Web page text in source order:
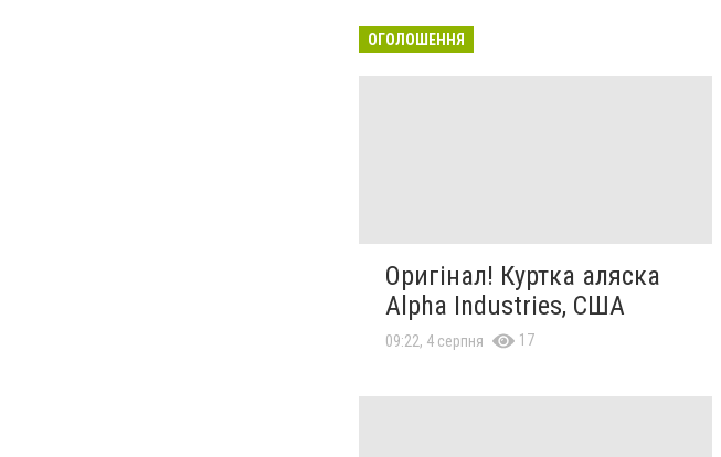
ОГОЛОШЕННЯ
Оригінал! Куртка аляска
Alpha Industries, США
09:22, 4 серпня 17